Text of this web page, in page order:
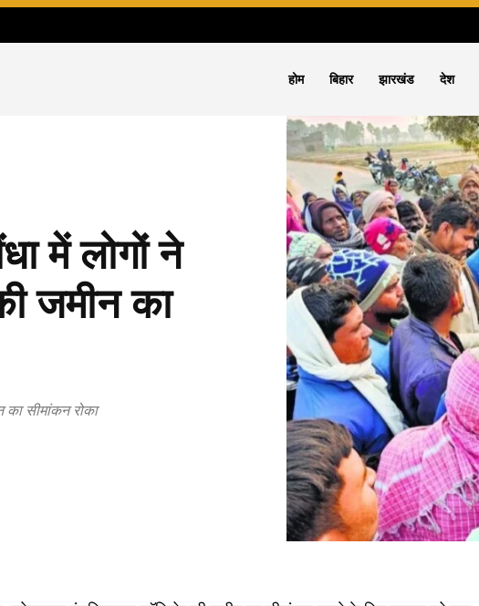
होम बिहार झारखंड देश
में लोगों ने
जमीन का
का सीमांकन रोका